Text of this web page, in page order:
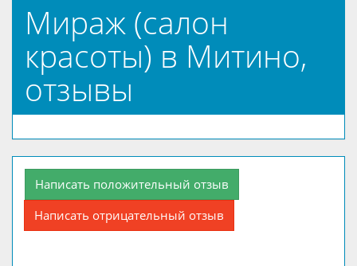
Мираж (салон
красоты) в Митино,
отзывы
Написать положительный отзыв
Написать отрицательный отзыв